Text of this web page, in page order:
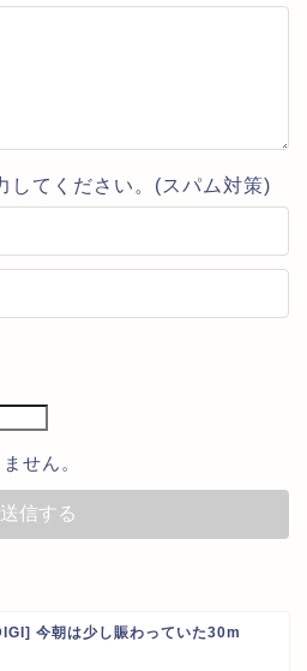
してください。(スパム対策)
せん。
今朝は少し賑わっていた30m